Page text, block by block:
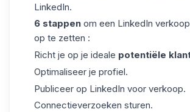
LinkedIn.
6 stappen om een LinkedIn
op te zetten :
Richt je op je ideale potentiële
Optimaliseer je profiel.
Publiceer op LinkedIn voor verkoop.
Connectieverzoeken sturen.